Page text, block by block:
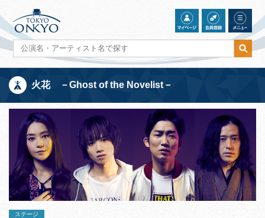
火花 －Ghost of the Novelist－
ステージ